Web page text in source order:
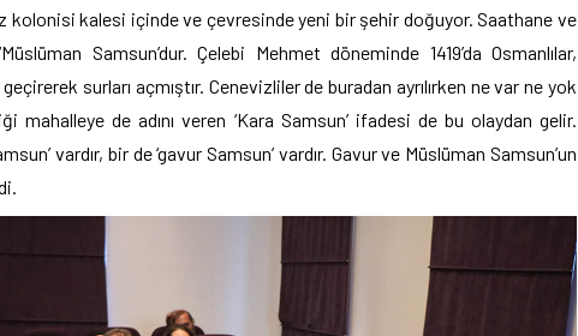
kolonisi kalesi içinde ve çevresinde yeni bir şehir doğuyor. Saathane ve
Samsun’dur. Çelebi Mehmet döneminde 1419’da Osmanlılar,
surları açmıştır. Cenevizliler de buradan ayrılırken ne var ne yok
mahalleye de adını veren ‘Kara Samsun’ ifadesi de bu olaydan gelir.
vardır, bir de ‘gavur Samsun’ vardır. Gavur ve Müslüman Samsun’un